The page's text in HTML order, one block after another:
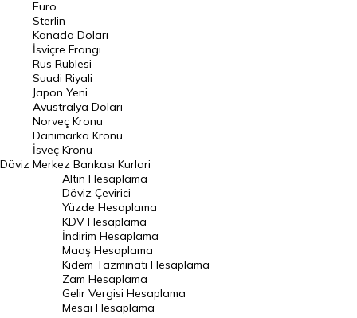
Pound Kuru
Frank Kuru
Riyal Kuru
Avustralya Doları
Danimarka Kronu Kuru
Kanada Doları Kuru
Norveç Kronu Kuru
İsveç Kronu Kuru
Japon Yeni Kuru
Serbest Piyasa Döviz Kurları
Merkez Bankası Döviz Kurları
Döviz
Euro
Sterlin
Kanada Doları
İsviçre Frangı
Rus Rublesi
Suudi Riyali
Japon Yeni
Avustralya Doları
Norveç Kronu
Danimarka Kronu
İsveç Kronu
Merkez Bankası Kurlari
Altın Hesaplama
Döviz Çevirici
Yüzde Hesaplama
KDV Hesaplama
İndirim Hesaplama
Maaş Hesaplama
Kıdem Tazminatı Hesaplama
Zam Hesaplama
Gelir Vergisi Hesaplama
Mesai Hesaplama